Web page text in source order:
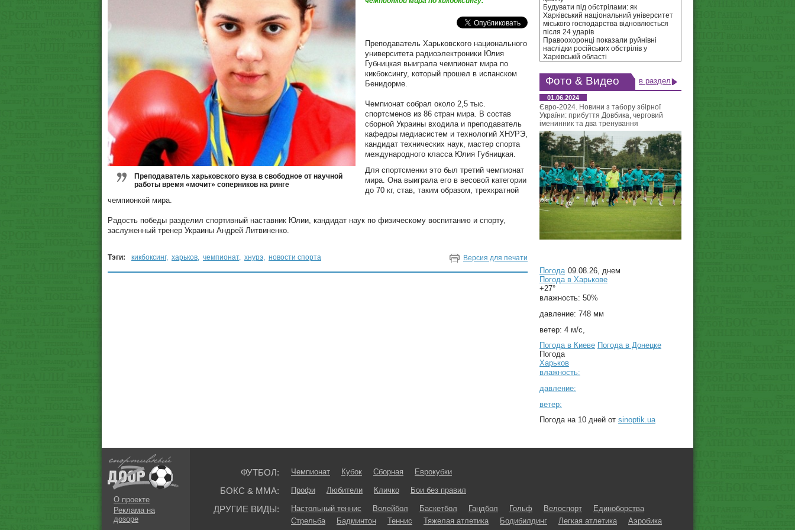
Преподаватель харьковского вуза в свободное от научной
работы время «мочит» соперников на ринге
Преподаватель Харьковского национального
университета радиоэлектроники Юлия
Губницкая выиграла чемпионат мира по
кикбоксингу, который прошел в испанском
Бенидорме.
Чемпионат собрал около 2,5 тыс.
спортсменов из 86 стран мира. В состав
сборной Украины входила и преподаватель
кафедры медиасистем и технологий ХНУРЭ,
кандидат технических наук, мастер спорта
международного класса Юлия Губницкая.
Для спортсменки это был третий чемпионат
мира. Она выиграла его в весовой категории
до 70 кг, став, таким образом, трехкратной
чемпионкой мира.
Радость победы разделил спортивный наставник Юлии, кандидат наук по физическому воспитанию и спорту,
заслуженный тренер Украины Андрей Литвиненко.
Тэги: кикбоксинг, харьков, чемпионат, хнурэ, новости спорта Версия для печати
Будувати під обстрілами: як
Харківський національний університет
міського господарства відновлюється
після 24 ударів
Правоохоронці показали руйнівні
наслідки російських обстрілів у
Харківській області
Фото & Видео в раздел
01.06.2024
Євро-2024. Новини з табору збірної
України: прибуття Довбика, черговий
іменинник та два тренування
Погода 09.08.26, днем
Погода в Харькове
+27°
влажность: 50%
давление: 748 мм
ветер: 4 м/с,
Погода в Киеве Погода в Донецке
Погода
Харьков
влажность:
давление:
ветер:
Погода на 10 дней от sinoptik.ua
О проекте
Реклама на
дозоре
ФУТБОЛ: Чемпионат Кубок Сборная Еврокубки
БОКС & ММА: Профи Любители Кличко Бои без правил
ДРУГИЕ ВИДЫ: Настольный теннис Волейбол Баскетбол Гандбол Гольф Велоспорт
Единоборства
Стрельба
Бадминтон Теннис Тяжелая атлетика Бодибилдинг Легкая атлетика
Аэробика